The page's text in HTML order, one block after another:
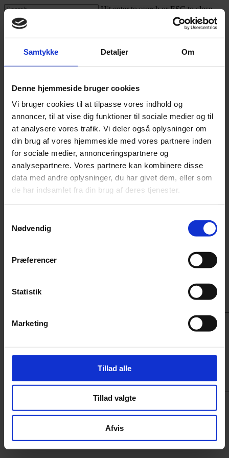
Samtykke Detaljer Om
Denne hjemmeside bruger cookies
Vi bruger cookies til at tilpasse vores indhold og
annoncer, til at vise dig funktioner til sociale medier og til
at analysere vores trafik. Vi deler også oplysninger om
din brug af vores hjemmeside med vores partnere inden
for sociale medier, annonceringspartnere og
analysepartnere. Vores partnere kan kombinere disse
data med andre oplysninger, du har givet dem, eller som
de har indsamlet fra din brug af deres tjenester.
Nødvendig
Præferencer
Statistik
Marketing
Tillad alle
Tillad valgte
Afvis
Skip
main
Hit enter to search or ESC to close
Close
Search
Menu Indsend idé
Om Din idé
Kontakt
Log ind
Indsend idé
Dine rettigheder
Om Din idé
Kontakt
FAQ
Opret bruger
Log ind
Hjem» Kontakt
Kontakt
Har du spørgsmål, som du ikke kan finde svar på her på siden, eller
Telefon
FAQ